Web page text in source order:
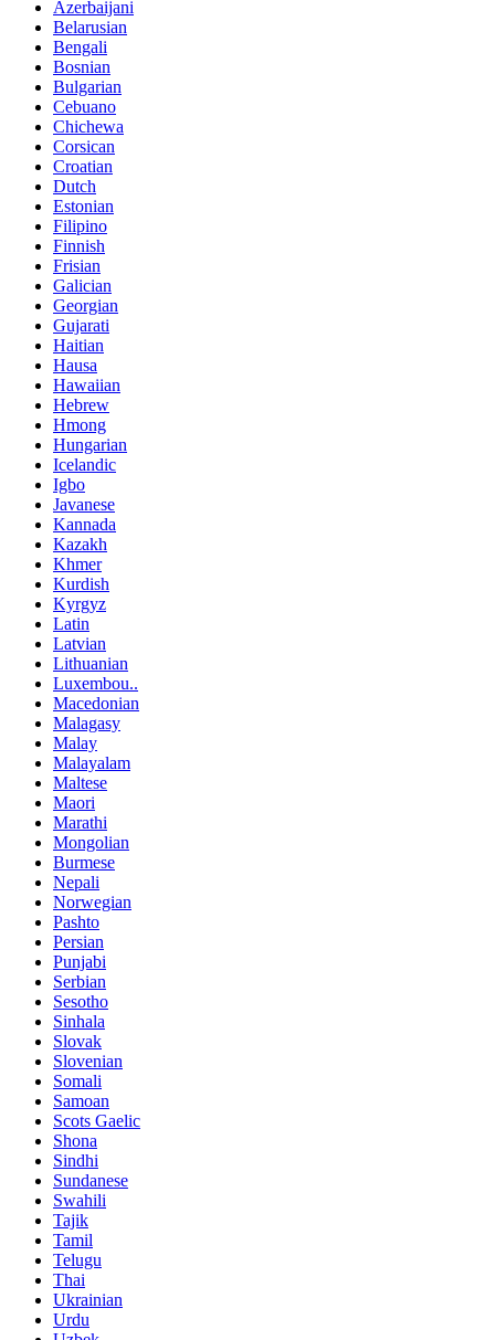
Azerbaijani
Belarusian
Bengali
Bosnian
Bulgarian
Cebuano
Chichewa
Corsican
Croatian
Dutch
Estonian
Filipino
Finnish
Frisian
Galician
Georgian
Gujarati
Haitian
Hausa
Hawaiian
Hebrew
Hmong
Hungarian
Icelandic
Igbo
Javanese
Kannada
Kazakh
Khmer
Kurdish
Kyrgyz
Latin
Latvian
Lithuanian
Luxembou..
Macedonian
Malagasy
Malay
Malayalam
Maltese
Maori
Marathi
Mongolian
Burmese
Nepali
Norwegian
Pashto
Persian
Punjabi
Serbian
Sesotho
Sinhala
Slovak
Slovenian
Somali
Samoan
Scots Gaelic
Shona
Sindhi
Sundanese
Swahili
Tajik
Tamil
Telugu
Thai
Ukrainian
Urdu